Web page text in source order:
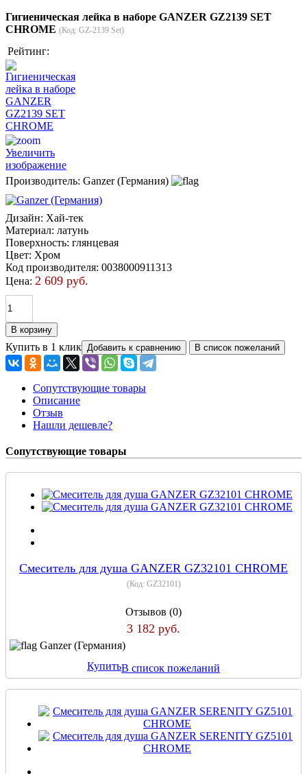
Гигиеническая лейка в наборе GANZER GZ2139 SET
CHROME (Код: GZ-2139 Set)
Рейтинг:
Увеличить
изображение
Производитель: Ganzer (Германия)
Дизайн: Хай-тек
Материал: латунь
Поверхность: глянцевая
Цвет: Хром
Код производителя: 0038000911313
Цена: 2 609 руб.
Купить в 1 клик
Сопутствующие товары
Описание
Отзыв
Нашли дешевле?
Сопутствующие товары
Смеситель для душа GANZER GZ32101 CHROME
(Код: GZ32101)
Отзывов (0)
3 182 руб.
Ganzer (Германия)
КупитьВ список пожеланий